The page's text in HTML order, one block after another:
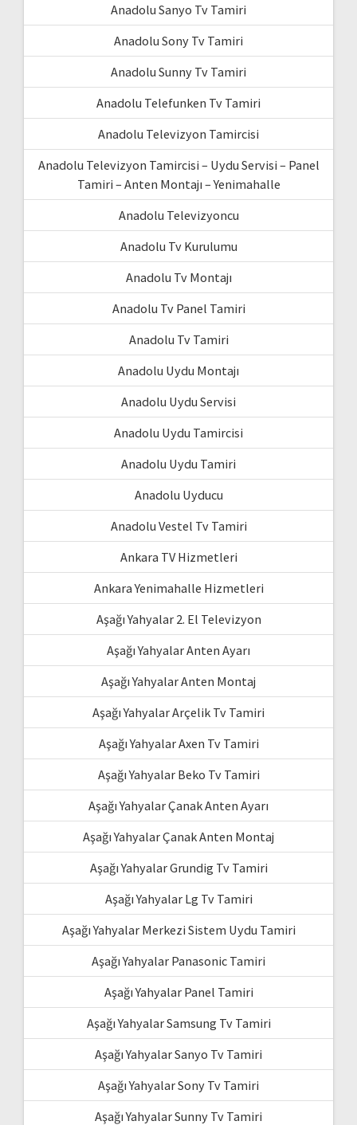
Anadolu Sanyo Tv Tamiri
Anadolu Sony Tv Tamiri
Anadolu Sunny Tv Tamiri
Anadolu Telefunken Tv Tamiri
Anadolu Televizyon Tamircisi
Anadolu Televizyon Tamircisi – Uydu Servisi – Panel
Tamiri – Anten Montajı – Yenimahalle
Anadolu Televizyoncu
Anadolu Tv Kurulumu
Anadolu Tv Montajı
Anadolu Tv Panel Tamiri
Anadolu Tv Tamiri
Anadolu Uydu Montajı
Anadolu Uydu Servisi
Anadolu Uydu Tamircisi
Anadolu Uydu Tamiri
Anadolu Uyducu
Anadolu Vestel Tv Tamiri
Ankara TV Hizmetleri
Ankara Yenimahalle Hizmetleri
Aşağı Yahyalar 2. El Televizyon
Aşağı Yahyalar Anten Ayarı
Aşağı Yahyalar Anten Montaj
Aşağı Yahyalar Arçelik Tv Tamiri
Aşağı Yahyalar Axen Tv Tamiri
Aşağı Yahyalar Beko Tv Tamiri
Aşağı Yahyalar Çanak Anten Ayarı
Aşağı Yahyalar Çanak Anten Montaj
Aşağı Yahyalar Grundig Tv Tamiri
Aşağı Yahyalar Lg Tv Tamiri
Aşağı Yahyalar Merkezi Sistem Uydu Tamiri
Aşağı Yahyalar Panasonic Tamiri
Aşağı Yahyalar Panel Tamiri
Aşağı Yahyalar Samsung Tv Tamiri
Aşağı Yahyalar Sanyo Tv Tamiri
Aşağı Yahyalar Sony Tv Tamiri
Aşağı Yahyalar Sunny Tv Tamiri